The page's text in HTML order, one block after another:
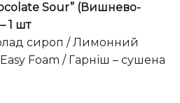
Sour” (Вишнево-
1 шт
сироп / Лимонний
Foam / Гарніш – сушена